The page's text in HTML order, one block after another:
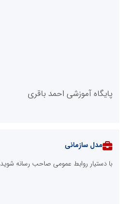
پایگاه آموزشی احمد باقری
مدل سازمانی
با دستیار روابط عمومی صاحب رسانه شوید